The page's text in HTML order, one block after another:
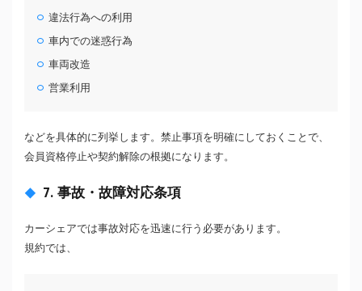
違法行為への利用
車内での迷惑行為
車両改造
営業利用
などを具体的に列挙します。禁止事項を明確にしておくことで、
会員資格停止や契約解除の根拠になります。
7. 事故・故障対応条項
カーシェアでは事故対応を迅速に行う必要があります。
規約では、